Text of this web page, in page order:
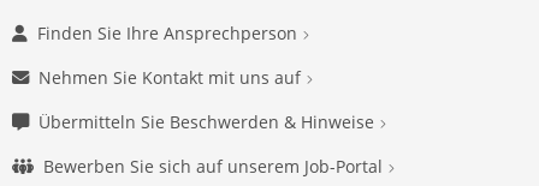
Finden Sie Ihre Ansprechperson
Nehmen Sie Kontakt mit uns auf
Übermitteln Sie Beschwerden & Hinweise
Bewerben Sie sich auf unserem Job-Portal